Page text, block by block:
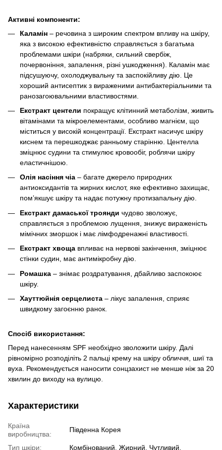
Активні компоненти:
Каламін – речовина з широким спектром впливу на шкіру,
яка з високою ефективністю справляється з багатьма
проблемами шкіри (набряки, сильний свербіж,
почервоніння, запалення, різні ушкодження). Каламін має
підсушуючу, охолоджувальну та заспокійливу дію. Це
хороший антисептик з вираженими антибактеріальними та
ранозагоювальними властивостями.
Екстракт центели покращує клітинний метаболізм, живить
вітамінами та мікроелементами, особливо магнієм, що
міститься у високій концентрації. Екстракт насичує шкіру
киснем та перешкоджає ранньому старінню. Центелла
зміцнює судини та стимулює кровообіг, роблячи шкіру
еластичнішою.
Олія насіння чіа – багате джерело природних
антиоксидантів та жирних кислот, яке ефективно захищає,
пом’якшує шкіру та надає потужну протизапальну дію.
Екстракт дамаської троянди чудово зволожує,
справляється з проблемою лущення, знижує вираженість
мімічних зморшок і має лімфодренажні властивості.
Екстракт хвоща впливає на нервові закінчення, зміцнює
стінки судин, має антимікробну дію.
Ромашка – знімає роздратування, дбайливо заспокоює
шкіру.
Хауттюйнія серцелиста – лікує запалення, сприяє
швидкому загоєнню ранок.
Спосіб використання:
Перед нанесенням SPF необхідно зволожити шкіру. Далі
рівномірно розподіліть 2 пальці крему на шкіру обличчя, шиї та
вуха. Рекомендується наносити сонцзахист не менше ніж за 20
хвилин до виходу на вулицю.
Характеристики
Країна
виробництва:
Південна Корея
Тип шкіри: Комбінований, Жирний, Чутливий,